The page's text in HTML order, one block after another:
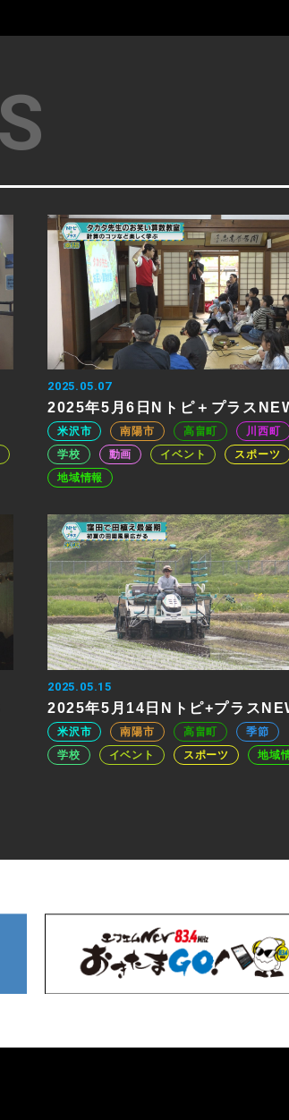
2025.05.07
2025年5月6日Nトピ＋プラス
米沢市 南陽市 高畠町
川西町
学校
動画 イベント
スポーツ
地域情報
2025.05.15
2025年5月14日Nトピ+プラス
米沢市 南陽市 高畠町
季節
学校
イベント スポーツ 地域